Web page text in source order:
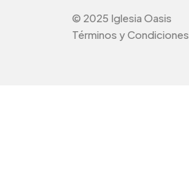
© 2025 Iglesia Oasis
Términos y Condiciones